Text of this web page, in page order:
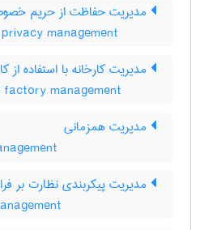
مدیریت حفاظت از حریم
management
مدیریت کارخانه با استفاده از
management
مدیریت همزمانی
مدیریت پیکربندی نظارت بر